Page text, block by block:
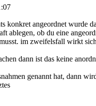
konkret angeordnet wurde
ablegen, ob du eine
im zweifelsfall wirkt
dann ist das keine
genannt hat, dann